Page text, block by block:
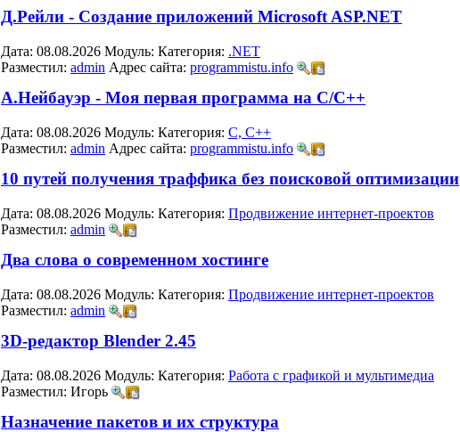
Д.Рейли - Создание приложений Microsoft ASP.NET
Дата: 08.08.2026 Модуль: Категория: .NET
Разместил: admin Адрес сайта: programmistu.info
А.Нейбауэр - Моя первая программа на С/С++
Дата: 08.08.2026 Модуль: Категория: C, C++
Разместил: admin Адрес сайта: programmistu.info
10 путей получения траффика без поисковой оптимизации
Дата: 08.08.2026 Модуль: Категория: Продвижение интернет-проектов
Разместил: admin
Два слова о современном хостинге
Дата: 08.08.2026 Модуль: Категория: Продвижение интернет-проектов
Разместил: admin
3D-редактор Blender 2.45
Дата: 08.08.2026 Модуль: Категория: Работа с графикой и мультимедиа
Разместил: Игорь
Назначение пакетов и их структура